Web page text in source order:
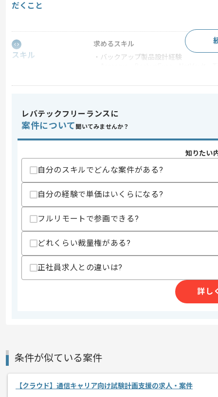
だくこと
スキル
求めるスキル
・バックアップ製品設計経験
・富士通製品の経験
精算・お支払い
精算条件
有
精算基準時間
支払いサイト
その他募集要項
商談回数
1回
募集人数
2022/10/11
バックアップ製品設計経験がある方にマ
基本的には一部リモート作業を見込ん
レバテックフリーランスに
案件について 聞いてみませんか？
知りたい
自分のスキルでどんな案件がある?
自分の経験で単価はいくらになる?
フルリモートで参画できる?
どれくらい裁量権がある?
正社員求人との違いは?
詳し
条件が似ている案件
【クラウド】通信キャリア向け試験計画支援の求人・案件